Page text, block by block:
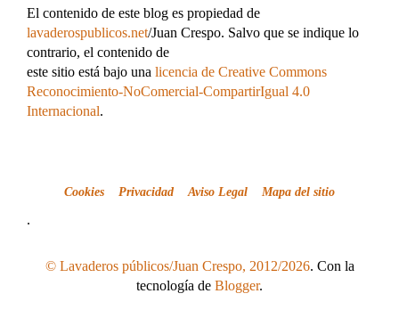
El contenido de este blog es propiedad de
lavaderospublicos.net/Juan Crespo. Salvo que se indique lo
contrario, el contenido de
este sitio está bajo una licencia de Creative Commons
Reconocimiento-NoComercial-CompartirIgual 4.0
Internacional.
Cookies Privacidad Aviso Legal Mapa del sitio
.
© Lavaderos públicos/Juan Crespo, 2012/2026. Con la
tecnología de Blogger.